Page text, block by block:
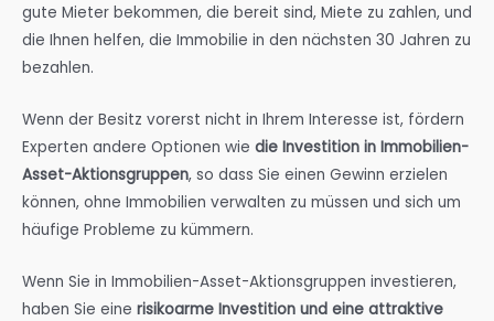
gute Mieter bekommen, die bereit sind, Miete zu zahlen, und
die Ihnen helfen, die Immobilie in den nächsten 30 Jahren zu
bezahlen.
Wenn der Besitz vorerst nicht in Ihrem Interesse ist, fördern
Experten andere Optionen wie die Investition in Immobilien-
Asset-Aktionsgruppen, so dass Sie einen Gewinn erzielen
können, ohne Immobilien verwalten zu müssen und sich um
häufige Probleme zu kümmern.
Wenn Sie in Immobilien-Asset-Aktionsgruppen investieren,
haben Sie eine risikoarme Investition und eine attraktive